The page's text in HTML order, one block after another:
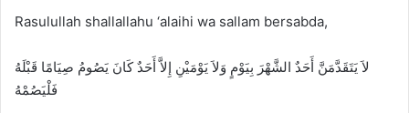
Rasulullah shallallahu ‘alaihi wa sallam bersabda,
لاَ يَتَقَدَّمَنَّ أَحَدٌ الشَّهْرَ بِيَوْمٍ وَلاَ يَوْمَيْنِ إِلاَّ أَحَدٌ كَانَ يَصُومُ صِيَامًا قَبْلَهُ
فَلْيَصُمْهُ